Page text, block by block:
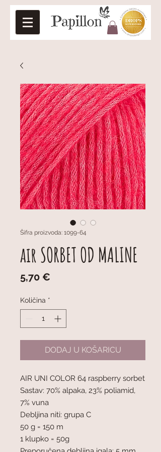
Šifra proizvoda: 1099-64
air SORBET OD MALINE
5,70 €
Količina *
DODAJ U KOŠARICU
AIR UNI COLOR 64 raspberry sorbet
Sastav: 70% alpaka, 23% poliamid,
7% vuna
Debljina niti: grupa C
50 g = 150 m
1 klupko = 50g